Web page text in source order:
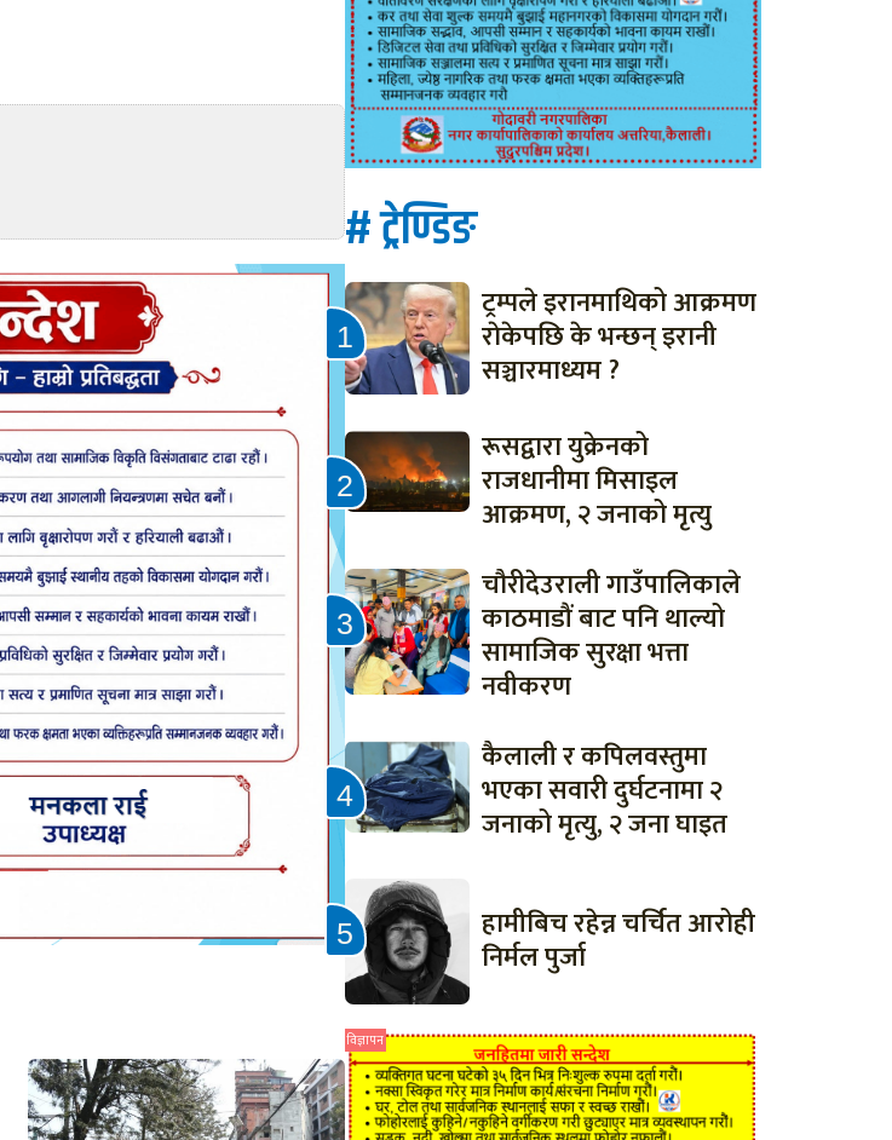
# ट्रेण्डिङ
ट्रम्पले इरानमाथिको आक्रमण
राेकेपछि के भन्छन् इरानी
सञ्चारमाध्यम ?
रूसद्वारा युक्रेनको
राजधानीमा मिसाइल
आक्रमण, २ जनाको मृत्यु
चौरीदेउराली गाउँपालिकाले
काठमाडौं बाट पनि थाल्यो
सामाजिक सुरक्षा भत्ता
नवीकरण
कैलाली र कपिलवस्तुमा
भएका सवारी दुर्घटनामा २
जनाको मृत्यु, २ जना घाइत
‎हामीबिच रहेन्न चर्चित आरोही
निर्मल पुर्जा
विज्ञापन